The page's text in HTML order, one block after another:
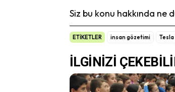
Siz bu konu hakkında ne
ETİKETLER insan gözetimi Tesla